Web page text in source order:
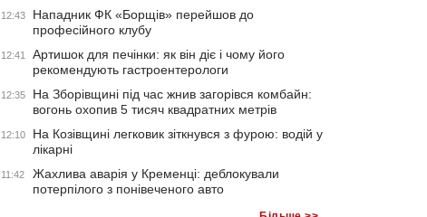
12:43
Нападник ФК «Борщів» перейшов до
професійного клубу
12:41
Артишок для печінки: як він діє і чому його
рекомендують гастроентерологи
12:35
На Зборівщині під час жнив загорівся комбайн:
вогонь охопив 5 тисяч квадратних метрів
12:10
На Козівщині легковик зіткнувся з фурою: водій у
лікарні
11:42
Жахлива аварія у Кременці: деблокували
потерпілого з понівеченого авто